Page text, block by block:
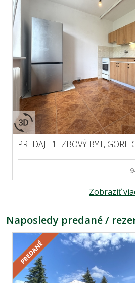
PREDAJ - 1 IZBOVÝ BYT,
Zobraziť
Naposledy predané /